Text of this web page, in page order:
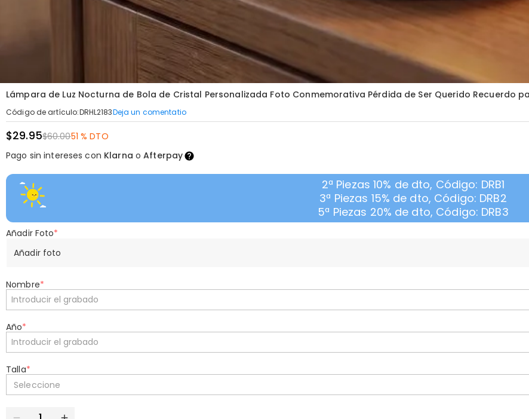
Lámpara de Luz Nocturna de Bola de Cristal Personalizada Foto Conmemorativa Pérdida de Ser Querido Recuerdo
Código de artículo:DRHL2183Deja un comentatio
$29.95$60.0051 % DTO
Pago sin intereses con Klarna oAfterpay
2ª Piezas 10% de dto, Código: DRB1
3ª Piezas 15% de dto, Código: DRB2
5ª Piezas 20% de dto, Código: DRB3
Añadir Foto*
Añadir foto
Nombre*
Año*
Talla*
Seleccione